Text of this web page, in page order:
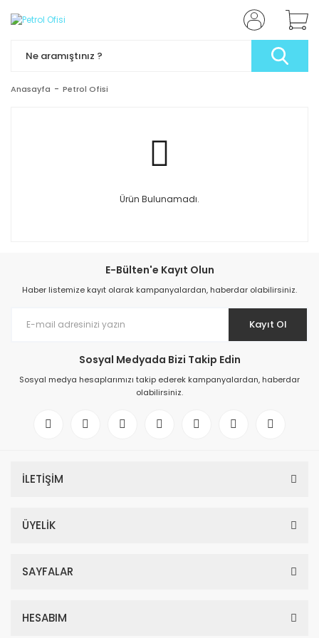
Anasayfa Petrol Ofisi
Ürün Bulunamadı.
E-Bülten'e Kayıt Olun
Haber listemize kayıt olarak kampanyalardan, haberdar olabilirsiniz.
Kayıt Ol
Sosyal Medyada Bizi Takip Edin
Sosyal medya hesaplarımızı takip ederek kampanyalardan, haberdar
olabilirsiniz.
İLETİŞİM
ÜYELİK
SAYFALAR
HESABIM